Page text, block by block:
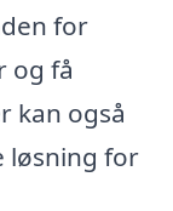
for
og få
kan også
løsning for